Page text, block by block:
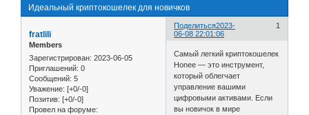
Идеальный криптокошелек для новичков
Поделиться 1
2023-
06-08 22:01:06
fratlili
Members
Зарегистрирован: 2023-06-05
Приглашений: 0
Сообщений: 5
Уважение: [+0/-0]
Позитив: [+0/-0]
Провел на форуме:
Самый легкий криптокошелек
Honee — это инструмент,
который облегчает
управление вашими
цифровыми активами. Если
вы новичок в мире